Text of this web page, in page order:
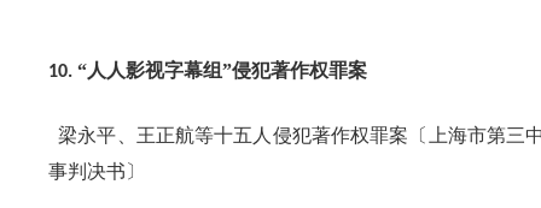
10. “人人影视字幕组”侵犯著作权罪案
梁永平、王正航等十五人侵犯著作权罪案〔上海市第三
事判决书〕